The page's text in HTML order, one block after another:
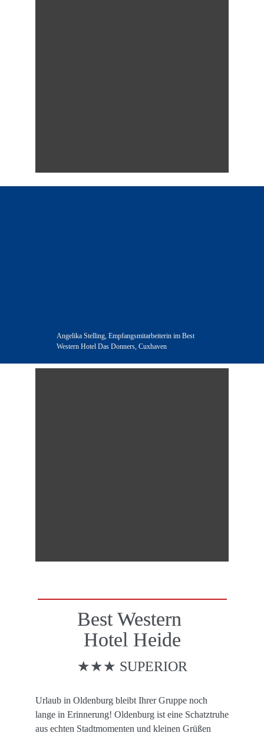
Angelika Stelling, Empfangsmitarbeiterin im Best
Western Hotel Das Donners, Cuxhaven
Best Western
Hotel Heide
★★★ SUPERIOR
Urlaub in Oldenburg bleibt Ihrer Gruppe noch
lange in Erinnerung! Oldenburg ist eine Schatztruhe
aus echten Stadtmomenten und kleinen Grüßen